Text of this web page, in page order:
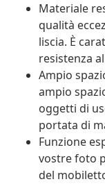
Materiale
qualità
liscia. È
resistenza
Ampio
ampio
oggetti di
portata di
Funzione
vostre foto
del